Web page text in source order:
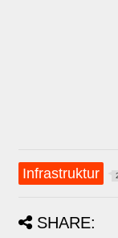
Infrastruktur
SHARE: